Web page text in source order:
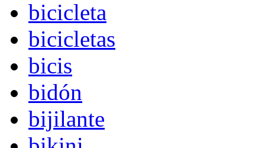
bicicleta
bicicletas
bicis
bidón
bijilante